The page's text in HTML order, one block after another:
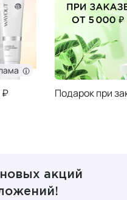
₽ Подарок при
акций